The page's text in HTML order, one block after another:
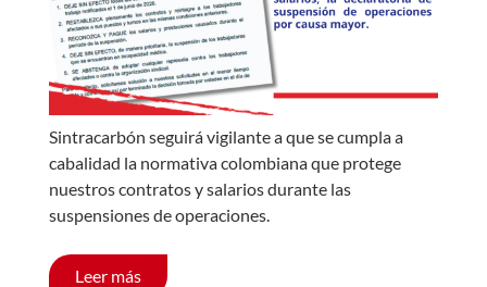
Sintracarbón seguirá vigilante a que se cumpla a
cabalidad la normativa colombiana que protege
nuestros contratos y salarios durante las
suspensiones de operaciones.
Leer más